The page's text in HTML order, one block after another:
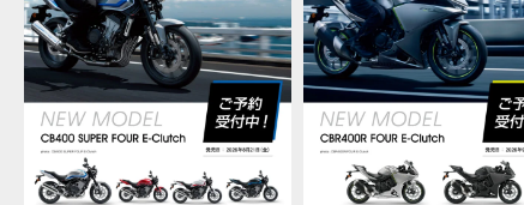
MOVIE 【
NEW BIKE
MOVIE 【
CAMPAIGN
MOVIE 【
MOVIE 【
MOVIE 【